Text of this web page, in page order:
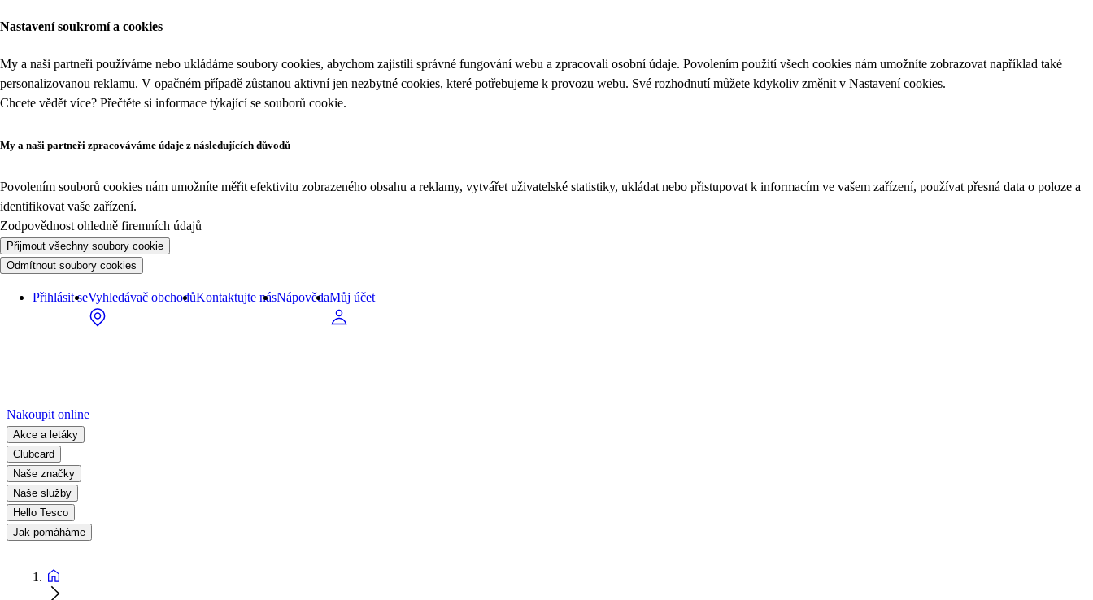
Nastavení soukromí a cookies
My a naši partneři používáme nebo ukládáme soubory cookies, abychom zajistili správné fungování webu a zpracovali osobní údaje. Povolením použití všech cookies nám umožníte zobrazovat například také
personalizovanou reklamu. V opačném případě zůstanou aktivní jen nezbytné cookies, které potřebujeme k provozu webu. Své rozhodnutí můžete kdykoliv změnit v Nastavení cookies.
Chcete vědět více? Přečtěte si informace týkající se souborů cookie.
My a naši partneři zpracováváme údaje z následujících důvodů
Povolením souborů cookies nám umožníte měřit efektivitu zobrazeného obsahu a reklamy, vytvářet uživatelské statistiky, ukládat nebo přistupovat k informacím ve vašem zařízení, používat přesná data o poloze a
identifikovat vaše zařízení.
Zodpovědnost ohledně firemních údajů
Přijmout všechny soubory cookie
Odmítnout soubory cookies
Přihlásit seVyhledávač obchodůKontaktujte násNápovědaMůj účet
Nakoupit online
Akce a letáky
Clubcard
Naše značky
Naše služby
Hello Tesco
Jak pomáháme